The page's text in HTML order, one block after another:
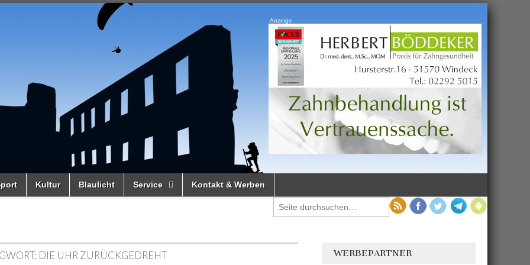
Anzeige
Kultur Blaulicht Service Kontakt & Werben
DIE UHR ZURÜCKGEDREHT WERBEPARTNER